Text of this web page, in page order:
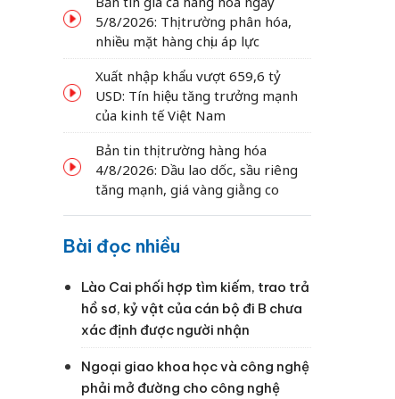
5/8/2026: Thị trường phân hóa,
nhiều mặt hàng chịu áp lực
Xuất nhập khẩu vượt 659,6 tỷ
USD: Tín hiệu tăng trưởng mạnh
của kinh tế Việt Nam
Bản tin thị trường hàng hóa
4/8/2026: Dầu lao dốc, sầu riêng
tăng mạnh, giá vàng giằng co
Bài đọc nhiều
Lào Cai phối hợp tìm kiếm, trao trả
hồ sơ, kỷ vật của cán bộ đi B chưa
xác định được người nhận
Ngoại giao khoa học và công nghệ
phải mở đường cho công nghệ